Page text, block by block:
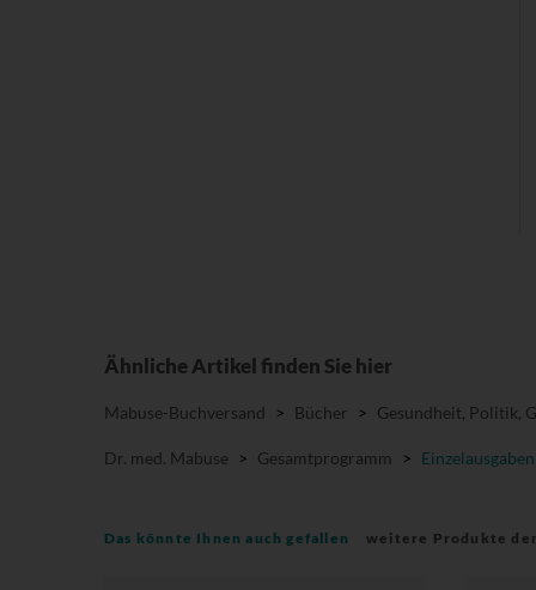
Ähnliche Artikel finden Sie hier
Mabuse-Buchversand > Bücher > Gesundheit, Politik,
Dr. med. Mabuse > Gesamtprogramm > Einzelausgaben
Das könnte Ihnen auch gefallen weitere Produkte